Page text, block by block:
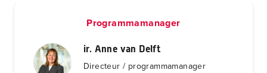
Programmamanager
ir. Anne van Delft
Directeur / programmamanager